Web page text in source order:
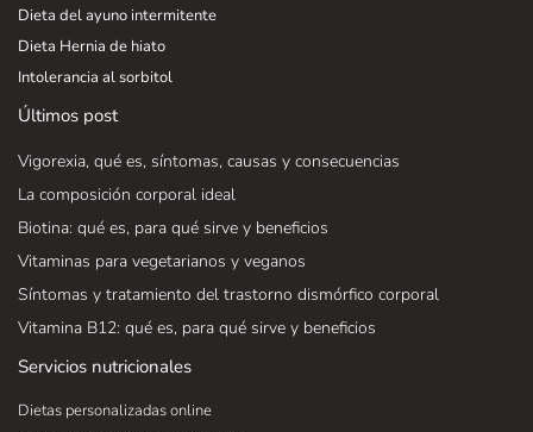
Servicios nutricionales
Dietas personalizadas online
Últimos post
Vigorexia, qué es, síntomas, causas y consecuencias
La composición corporal ideal
Biotina: qué es, para qué sirve y beneficios
Vitaminas para vegetarianos y veganos
Síntomas y tratamiento del trastorno dismórfico corporal
Vitamina B12: qué es, para qué sirve y beneficios
Dieta del ayuno intermitente
Dieta Hernia de hiato
Intolerancia al sorbitol